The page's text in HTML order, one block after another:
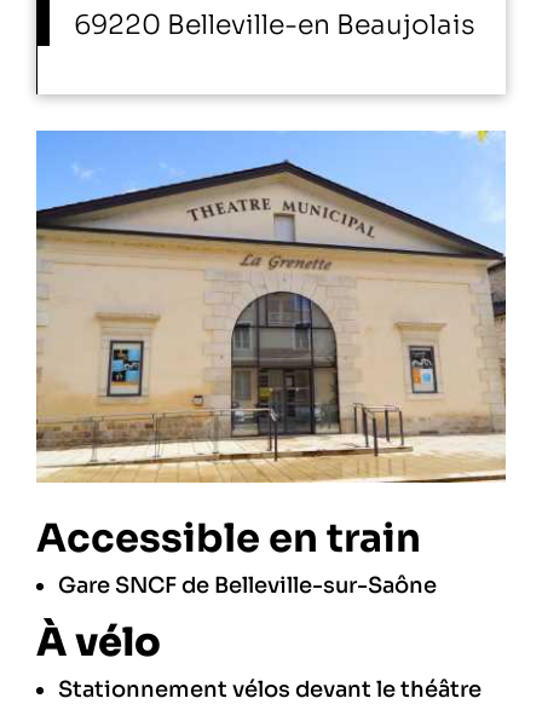
69220 Belleville-en Beaujolais
Accessible en train
Gare SNCF de Belleville-sur-Saône
À vélo
Stationnement vélos devant le théâtre